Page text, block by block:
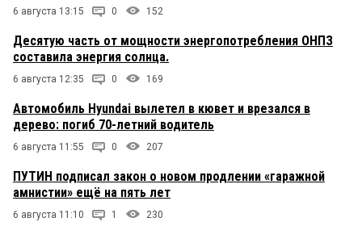
Ребята хорошо и быстро работают, брал там
общем все супер.
Doc 8 мая 2014 в 13:07:
удаётся ему как то, то, что не удаётся другим.
Ритм, Бизнес-техника, Альком- все местные уже
закрылись, а эти прут,
Олег постоянный покупатель 8 мая 2014 в 13:03:
Хороший магазин, всю бытовую технику брал у
них, сейчас смотрю появилась мебель для
6 августа 13:15 0 152
Десятую часть от мощности энергопотребления ОНПЗ
составила энергия солнца.
6 августа 12:35 0 169
Автомобиль Hyundai вылетел в кювет и врезался в
дерево: погиб 70-летний водитель
6 августа 11:55 0 207
ПУТИН подписал закон о новом продлении «гаражной
амнистии» ещё на пять лет
6 августа 11:10 1 230